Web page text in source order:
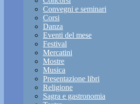
Convegni e seminari
Corsi
Danza
Eventi del mese
Festival
Mercatini
Mostre
Musica
Presentazione libri
Religione
Sagra e gastronomia